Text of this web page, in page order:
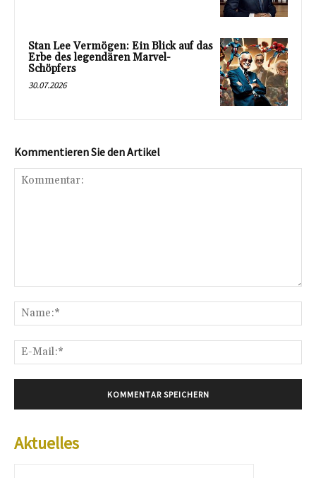
Stan Lee Vermögen: Ein Blick auf das
Erbe des legendären Marvel-
Schöpfers
30.07.2026
Kommentieren Sie den Artikel
Aktuelles